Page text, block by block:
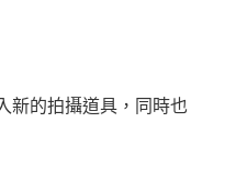
新的拍攝道具，同時也